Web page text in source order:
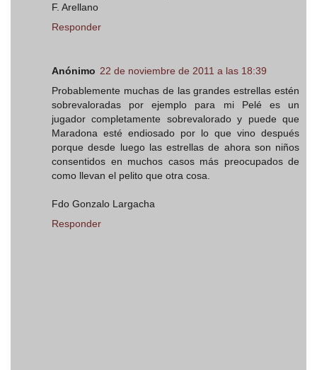
F. Arellano
Responder
Anónimo 22 de noviembre de 2011 a las 18:39
Probablemente muchas de las grandes estrellas estén
sobrevaloradas por ejemplo para mi Pelé es un
jugador completamente sobrevalorado y puede que
Maradona esté endiosado por lo que vino después
porque desde luego las estrellas de ahora son niños
consentidos en muchos casos más preocupados de
como llevan el pelito que otra cosa.
Fdo Gonzalo Largacha
Responder